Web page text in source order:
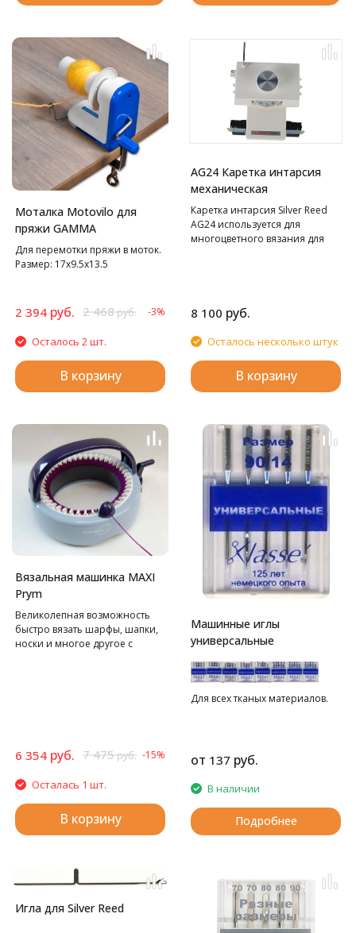
Моталка Motovilo для
пряжи GAMMA
Для перемотки пряжи в моток.
Размер: 17х9.5х13.5
2 394 руб. 2 468руб. -3%
Осталось 2 шт.
В корзину
AG24 Каретка интарсия
механическая
Каретка интарсия Silver Reed
AG24 используется для
многоцветного вязания для
8 100 руб.
Осталось несколько штук
В корзину
Вязальная машинка MAXI
Prym
Великолепная возможность
быстро вязать шарфы, шапки,
носки и многое другое с
6 354 руб. 7 475руб. -15%
Осталась 1 шт.
В корзину
Машинные иглы
универсальные
Для всех тканых материалов.
от 137 руб.
В наличии
Подробнее
Игла для Silver Reed